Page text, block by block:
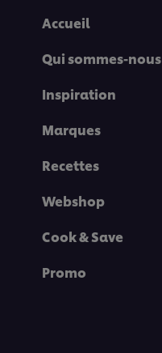
Accueil
Qui sommes-nous
Inspiration
Marques
Recettes
Webshop
Cook & Save
Promo